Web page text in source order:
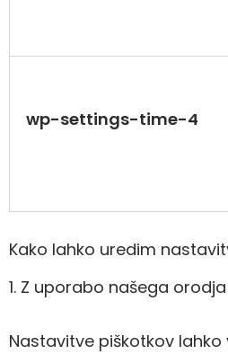
wp-settings-time-4
Kako lahko uredim
1. Z uporabo našega orodja
Nastavitve piškotkov